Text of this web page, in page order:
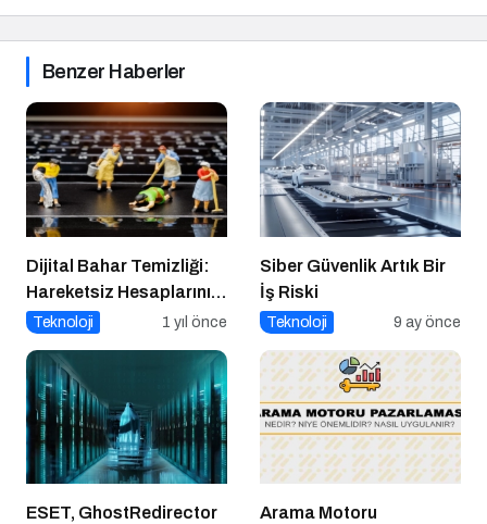
Benzer Haberler
Dijital Bahar Temizliği:
Hareketsiz Hesaplarınızı
Temizlemenin Zamanı
Teknoloji 1 yıl önce
Siber Güvenlik Artık Bir
İş Riski
Teknoloji 9 ay önce
ESET, GhostRedirector
Arama Motoru